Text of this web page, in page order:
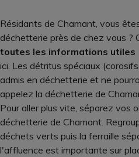
Résidants de Chamant, vous
déchetterie près de chez vous ?
toutes les informations utiles
ici. Les détritus spéciaux
admis en déchetterie et ne
appelez la déchetterie de
Pour aller plus vite, séparez vos
déchetterie de Chamant.
déchets verts puis la ferraille
l'affluence est importante sur